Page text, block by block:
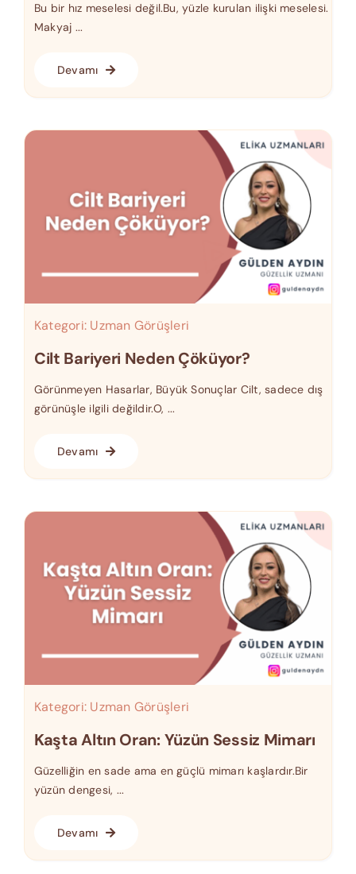
Bu bir hız meselesi değil.Bu, yüzle kurulan ilişki meselesi.
Makyaj ...
Devamı
Kategori: Uzman Görüşleri
Cilt Bariyeri Neden Çöküyor?
Görünmeyen Hasarlar, Büyük Sonuçlar Cilt, sadece dış
görünüşle ilgili değildir.O, ...
Devamı
Kategori: Uzman Görüşleri
Kaşta Altın Oran: Yüzün Sessiz Mimarı
Güzelliğin en sade ama en güçlü mimarı kaşlardır.Bir
yüzün dengesi, ...
Devamı